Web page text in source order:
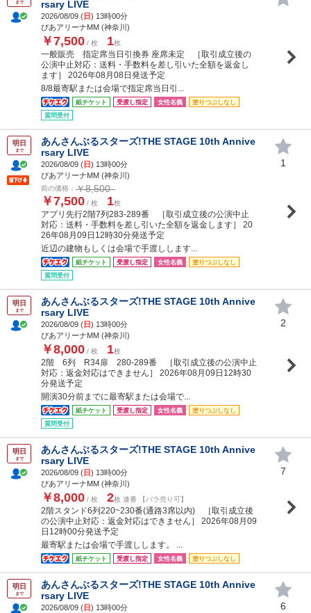
まで
rsary LIVE
2026/08/09 (日) 13時00分
ぴあアリーナMM (神奈川)
￥7,500 / 枚 1枚
一般販売 指定席当日引換券 座席未定 ［取引成立後の
公演中止対応：送料・手数料を差し引いた全額を返金し
ます］ 2026年08月08日発送予定
8/8最寄駅または会場で指定席当日引...
紙チケット 受渡し指定 女性名義
塗りつぶしなし
質問受付
明日
まで
あんさんぶるスターズ!THE STAGE 10th Annive
rsary LIVE
2026/08/09 (日) 13時00分
ぴあアリーナMM (神奈川)
前の価格： ￥8,500
￥7,500 / 枚 1枚
アプリ先行2階7列283-289番 ［取引成立後の公演中止
対応：送料・手数料を差し引いた全額を返金します］ 20
26年08月09日12時30分発送予定
近辺の建物もしくは会場で手渡しします...
紙チケット 受渡し指定 女性名義
塗りつぶしなし
質問受付
1
明日
まで
あんさんぶるスターズ!THE STAGE 10th Annive
rsary LIVE
2026/08/09 (日) 13時00分
ぴあアリーナMM (神奈川)
￥8,000 / 枚 1枚
2階 6列 R34扉 280-289番 ［取引成立後の公演中止
対応：返金対応はできません］ 2026年08月09日12時30
分発送予定
開演30分前までに最寄駅または会場で...
紙チケット 受渡し指定 女性名義
塗りつぶしなし
質問受付
2
明日
まで
あんさんぶるスターズ!THE STAGE 10th Annive
rsary LIVE
2026/08/09 (日) 13時00分
ぴあアリーナMM (神奈川)
￥8,000 / 枚 2枚 連番 【バラ売り可】
2階スタンド6列220~230番(通路3席以内) ［取引成立後
の公演中止対応：返金対応はできません］ 2026年08月09
日12時00分発送予定
最寄駅または会場で手渡しします。 ...
紙チケット 受渡し指定 女性名義 塗りつぶしなし
7
明日
まで
あんさんぶるスターズ!THE STAGE 10th Annive
rsary LIVE
2026/08/09 (日) 13時00分
6